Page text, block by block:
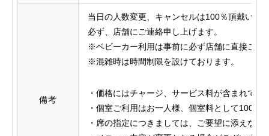
備考
当日の人数変更、キャンセルは100％頂戴いた
必ず、店舗にご連絡申し上げます。
※ベビーカー利用は事前に必ず店舗に直接ご連
※混雑時は時間制限を設けております。
・価格にはチャージ、サービス料が含まれてお
・個室ご利用はお一人様、個室料として1000
・席の指定につきましては、ご要望に添えない